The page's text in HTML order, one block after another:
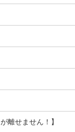
離せません！】